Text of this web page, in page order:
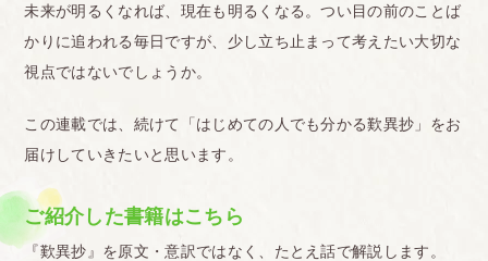
未来が明るくなれば、現在も明るくなる。つい目の前のことば
かりに追われる毎日ですが、少し立ち止まって考えたい大切な
視点ではないでしょうか。
この連載では、続けて「はじめての人でも分かる歎異抄」をお
届けしていきたいと思います。
ご紹介した書籍はこちら
『歎異抄』を原文・意訳ではなく、たとえ話で解説します。